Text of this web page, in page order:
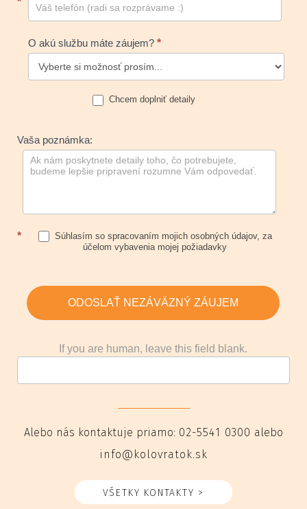
O akú službu máte záujem? *
Chcem doplniť detaily
Vaša poznámka:
*
Súhlasím so spracovaním mojich osobných údajov, za
účelom vybavenia mojej požiadavky
ODOSLAŤ NEZÁVÄZNÝ ZÁUJEM
If you are human, leave this field blank.
Alebo nás kontaktuje priamo: 02-5541 0300 alebo
info@kolovratok.sk
VŠETKY KONTAKTY >